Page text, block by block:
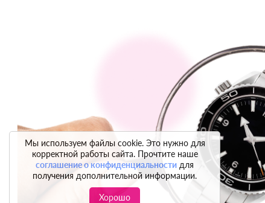
Мы используем файлы cookie. Это нужно для
корректной работы сайта. Прочтите наше
соглашение о конфиденциальности для
получения дополнительной информации.
Хорошо